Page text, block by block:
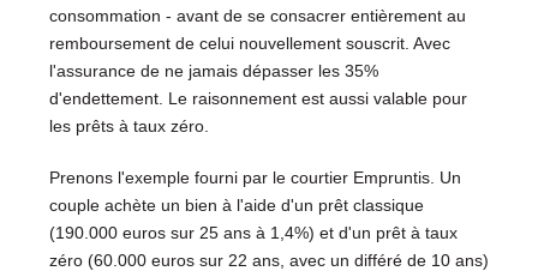
consommation - avant de se consacrer entièrement au
remboursement de celui nouvellement souscrit. Avec
l'assurance de ne jamais dépasser les 35%
d'endettement. Le raisonnement est aussi valable pour
les prêts à taux zéro.
Prenons l'exemple fourni par le courtier Empruntis. Un
couple achète un bien à l'aide d'un prêt classique
(190.000 euros sur 25 ans à 1,4%) et d'un prêt à taux
zéro (60.000 euros sur 22 ans, avec un différé de 10 ans)